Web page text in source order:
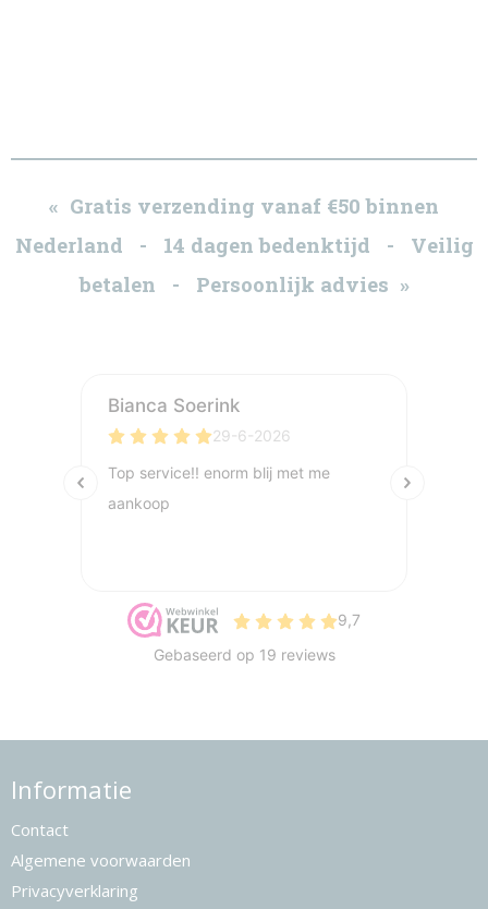
« Gratis verzending vanaf €50 binnen
Nederland - 14 dagen bedenktijd - Veilig
betalen - Persoonlijk advies »
Informatie
Contact
Algemene voorwaarden
Privacyverklaring